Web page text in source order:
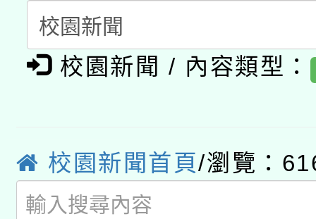
國立臺灣師範大學辦理
年度健康促進學校輔導
函轉國家教育研究院中
原住民族教育政策研討
轉知教育部國民及學前
新北市政府教育局辦
方素養工作坊新北場」
函轉國立臺灣師範大學
「族語學習班」招生簡
文教學共融平台-教案
件」活動簡章
教育部國民及學前教育
年度COVID-19疫苗接
校園新聞 / 內容類型：
校園新聞首頁/瀏覽：